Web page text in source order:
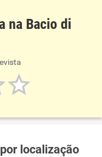
na Bacio di
localização